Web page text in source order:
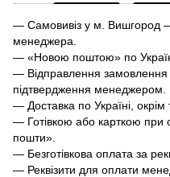
— Самовивіз у м. Вишгород
менеджера.
— «Новою поштою» по
— Відправлення замовлення
підтвердження менеджером.
— Доставка по Україні, окрім
— Готівкою або карткою при
пошти».
— Безготівкова оплата за
— Реквізити для оплати